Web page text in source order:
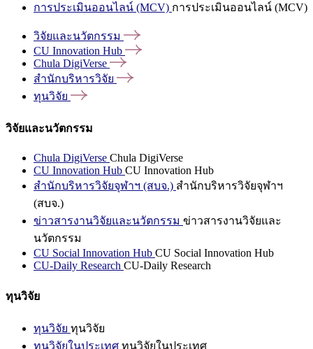
การประเมินออนไลน์ (MCV) การประเมินออนไลน์ (MCV)
วิจัยและนวัตกรรม
CU Innovation Hub
Chula DigiVerse
สำนักบริหารวิจัย
ทุนวิจัย
วิจัยและนวัตกรรม
Chula DigiVerse Chula DigiVerse
CU Innovation Hub CU Innovation Hub
สำนักบริหารวิจัยจุฬาฯ (สบจ.) สำนักบริหารวิจัยจุฬาฯ
(สบจ.)
ข่าวสารงานวิจัยและนวัตกรรม ข่าวสารงานวิจัยและ
นวัตกรรม
CU Social Innovation Hub CU Social Innovation Hub
CU-Daily Research CU-Daily Research
ทุนวิจัย
ทุนวิจัย ทุนวิจัย
ทุนวิจัยในประเทศ ทุนวิจัยในประเทศ